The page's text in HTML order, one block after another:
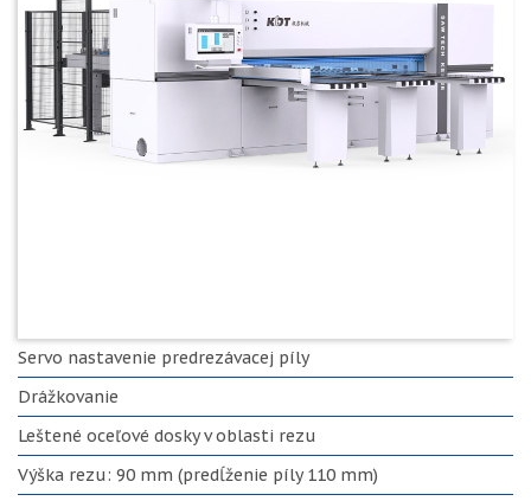
Servo nastavenie predrezávacej píly
Drážkovanie
Leštené oceľové dosky v oblasti rezu
Výška rezu: 90 mm (predĺženie píly 110 mm)